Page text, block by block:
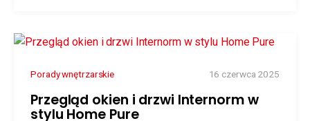
Porady wnętrzarskie 16 czerwca 2025
Przegląd okien i drzwi Internorm w
stylu Home Pure